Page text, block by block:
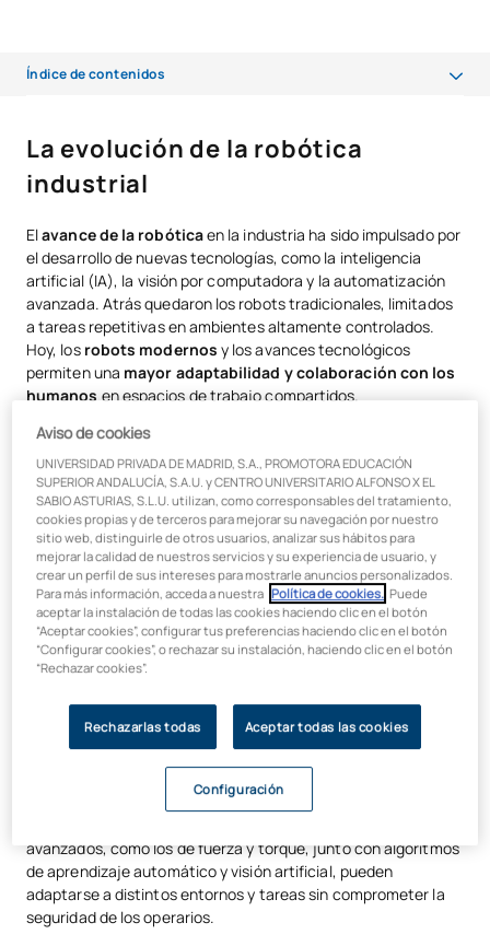
Índice de contenidos
El futuro de la robótica: ¿qué podemos esperar?
Formación clave para liderar el futuro de la robótica
La evolución de la robótica
industrial
Elavance de la robóticaen la industria ha sido impulsado por
el desarrollo de nuevas tecnologías, como la inteligencia
artificial (IA), la visión por computadora y la automatización
avanzada. Atrás quedaron los robots tradicionales, limitados
a tareas repetitivas en ambientes altamente controlados.
Hoy, los robots modernos y los avances tecnológicos
permiten una mayor adaptabilidad y colaboración con los
humanos en espacios de trabajo compartidos.
Desde la década de 1960, cuando se implementaron los
primeros robots industriales en cadenas de montaje, hasta la
actualidad, el avance de los robots ha sido exponencial. Hoy
existen diversascategorías de robotssegún su
funcionalidad y aplicación.
Últimos avances en robótica: ¿qué
está cambiando?
Robots colaborativos (Cobots)
Uno de los avances más importantes en la robótica actual es
desarrollo de los cobots. Estos robots están diseñados
para trabajar junto a los humanos de manera segura, sin
avanzados, como los de fuerza y torque, junto con algoritmos
de aprendizaje automático y visión artificial, pueden
adaptarse a distintos entornos y tareas sin comprometer la
seguridad de los operarios.
Aviso de cookies
UNIVERSIDAD PRIVADA DE MADRID, S.A., PROMOTORA EDUCACIÓN
SUPERIOR ANDALUCÍA, S.A.U. y CENTRO UNIVERSITARIO ALFONSO X EL
SABIO ASTURIAS, S.L.U. utilizan, como corresponsables del tratamiento,
cookies propias y de terceros para mejorar su navegación por nuestro
sitio web, distinguirle de otros usuarios, analizar sus hábitos para
mejorar la calidad de nuestros servicios y su experiencia de usuario, y
crear un perfil de sus intereses para mostrarle anuncios personalizados.
Para más información, acceda a nuestra Política de cookies. . Puede
aceptar la instalación de todas las cookies haciendo clic en el botón
“Aceptar cookies”, configurar tus preferencias haciendo clic en el botón
“Configurar cookies”, o rechazar su instalación, haciendo clic en el botón
“Rechazar cookies”.
Rechazarlas todas Aceptar todas las cookies
Configuración